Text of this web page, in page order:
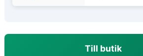
Till butik